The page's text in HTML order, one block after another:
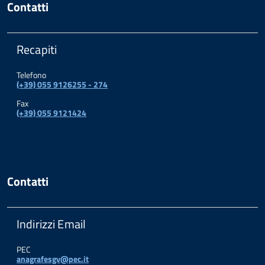
Contatti
Recapiti
Telefono
(+39) 055 9126255 - 274
Fax
(+39) 055 9121424
Contatti
Indirizzi Email
PEC
anagrafesgv@pec.it